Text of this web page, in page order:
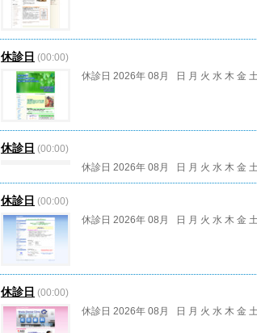
休診日 (00:00)
休診日 2026年 08月 日 月 火 水 木
休診日 (00:00)
休診日 2026年 08月 日 月 火 水 木
休診日 (00:00)
休診日 2026年 08月 日 月 火 水 木
休診日 (00:00)
休診日 2026年 08月 日 月 火 水 木